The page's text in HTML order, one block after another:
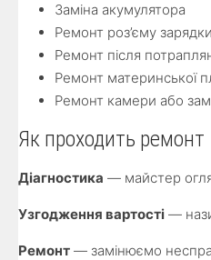
Заміна акумулятора
Ремонт роз’єму
Ремонт після
Ремонт материнської
Ремонт камери або
Як проходить ремонт
Діагностика — майстер
Узгодження вартості —
Ремонт — замінюємо